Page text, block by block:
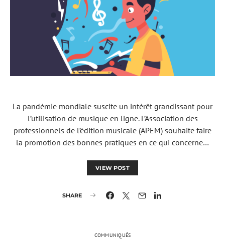
La pandémie mondiale suscite un intérêt grandissant pour
l’utilisation de musique en ligne. L’Association des
professionnels de l’édition musicale (APEM) souhaite faire
la promotion des bonnes pratiques en ce qui concerne…
VIEW POST
SHARE
COMMUNIQUÉS